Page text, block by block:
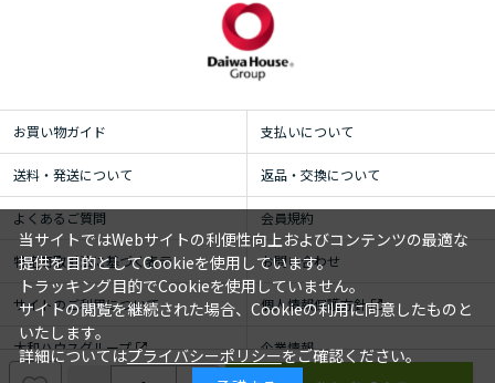
お買い物ガイド 支払いについて
送料・発送について 返品・交換について
よくあるご質問 会員規約
特定商取引法に基づく表示 お問い合わせ
サイトのご利用について 個人情報保護方針
大和ハウスグループ 企業情報
当サイトではWebサイトの利便性向上およびコンテンツの最適な
提供を目的としてCookieを使用しています。
トラッキング目的でCookieを使用していません。
サイトの閲覧を継続された場合、Cookieの利用に同意したものと
いたします。
詳細についてはプライバシーポリシーをご確認ください。